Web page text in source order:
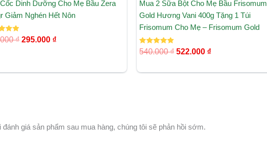
Dinh Dưỡng Cho Mẹ Bầu Zera
Giảm Nghén Hết Nôn
₫ 295.000 ₫
Mua 2 Sữa Bột Cho Mẹ Bầu Frisomum
Gold Hương Vani 400g Tặng 1 Túi
Frisomum Cho Mẹ – Frisomum Gold
Được xếp
hạng
540.000₫ 522.000 ₫
giá sản phẩm sau mua hàng, chúng tôi sẽ phản hồi sớm.